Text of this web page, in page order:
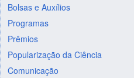
Bolsas e Auxílios
Programas
Prêmios
Popularização da Ciência
Comunicação